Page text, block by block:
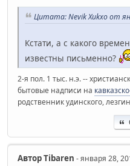
Цитата: Nevik Xukxo от
Кстати, а с какого
известны письменно?
2-я пол. 1 тыс. н.э. --
бытовые надписи на
родственник удинского,
АвторTibaren - января 28,